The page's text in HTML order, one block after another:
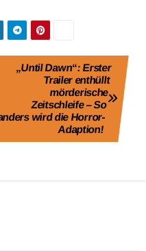
„Until Dawn“: Erster
Trailer enthüllt
mörderische
Zeitschleife – So
wird die Horror-
Adaption!